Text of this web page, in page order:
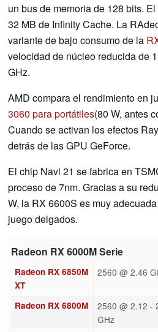
un bus de memoria de 128 bits.
32 MB de Infinity Cache. La
variante de bajo consumo de la
velocidad de núcleo reducida de
GHz.
AMD compara el rendimiento en
3060 para portátiles(80 W, antes
Cuando se activan los efectos
detrás de las GPU GeForce.
El chip Navi 21 se fabrica en
proceso de 7nm. Gracias a su
W, la RX 6600S es muy
juego delgados.
Radeon RX 6000M Serie
Radeon RX 6850M
XT
2560 @ 2.46
Radeon RX 6800M
2560 @ 2.12 -
GHz